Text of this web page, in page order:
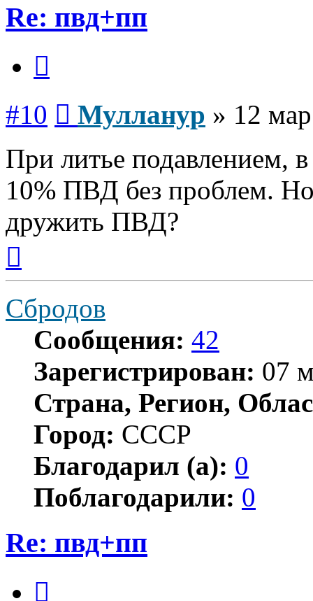
Re: пвд+пп
#10 Мулланур » 12
При литье подавлением,
10% ПВД без проблем.
дружить ПВД?
началу
Сбродов
Сообщения: 42
Зарегистрирован: 07
Страна, Регион,
Город: СССР
Благодарил (а): 0
Поблагодарили: 0
Re: пвд+пп